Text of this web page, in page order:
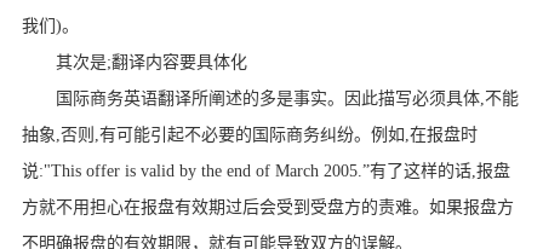
我们 )。
其次是;翻译内容要具体化
国际商务英语翻译所阐述的多是事实。因此描写必须具体, 不能
抽象 否则 有可能引起不必要的国际商务纠纷。例如 在报盘时
说:"This offer is valid by the end of March 2005. ”有了这样的话, 报盘
方就不用担心在报盘有效期过后会受到受盘方的责难。如果报盘方
不明确报盘的有效期限，就有可能导致双方的误解。